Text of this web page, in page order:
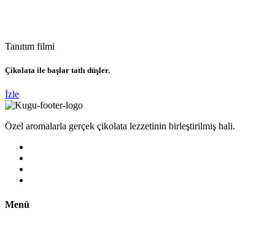
Tanıtım filmi
Çikolata ile başlar tatlı düşler.
İzle
Özel aromalarla gerçek çikolata lezzetinin birleştirilmiş hali.
Menü